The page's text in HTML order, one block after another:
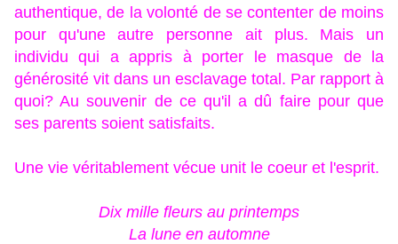
authentique, de la volonté de se contenter de moins
pour qu'une autre personne ait plus. Mais un
individu qui a appris à porter le masque de la
générosité vit dans un esclavage total. Par rapport à
quoi? Au souvenir de ce qu'il a dû faire pour que
ses parents soient satisfaits.
Une vie véritablement vécue unit le coeur et l'esprit.
Dix mille fleurs au printemps
La lune en automne